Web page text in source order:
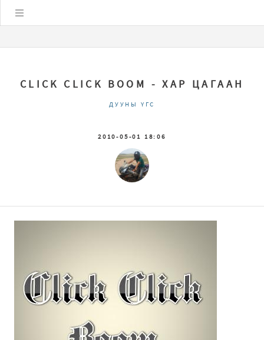
CLICK CLICK BOOM - ХАР ЦАГААН
ДУУНЫ ҮГС
2010-05-01 18:06